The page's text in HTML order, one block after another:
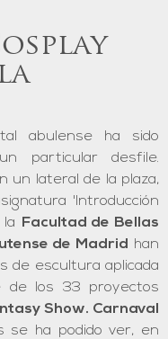
abulense ha sido
particular desfile.
un lateral de la plaza,
'Introducción
Facultad de Bellas
de Madrid
han
de escultura aplicada
de los 33 proyectos
Show. Carnaval
se ha podido ver, en